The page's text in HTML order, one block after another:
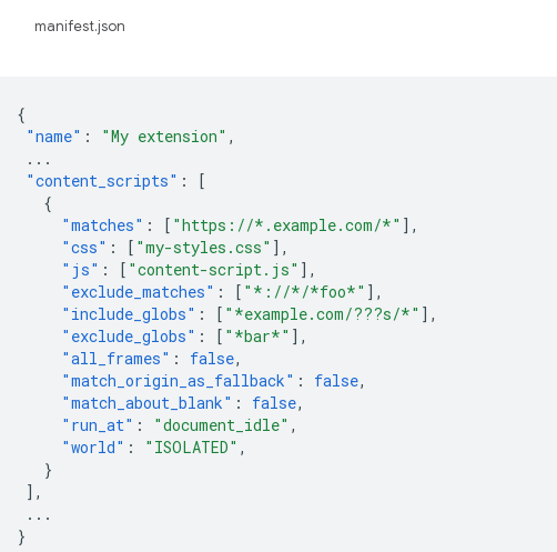
manifest.json
{
"name" : "My extension" ,
...
"content_scripts" :
[
{
"matches" : [ "https://*.example.com/*" ],
"css" : [ "my-styles.css" ],
"js" : [ "content-script.js" ],
"exclude_matches" : [ "*://*/*foo*" ],
"include_globs" : [ "*example.com/???s/*" ],
"exclude_globs" : [ "*bar*" ],
"all_frames" : false,
"match_origin_as_fallback" : false,
"match_about_blank" : false,
"run_at" : "document_idle" ,
"world" : "ISOLATED" ,
}
],
...
}